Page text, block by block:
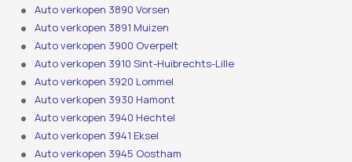
Auto verkopen 3890 Vorsen
Auto verkopen 3891 Muizen
Auto verkopen 3900 Overpelt
Auto verkopen 3910 Sint-Huibrechts-Lille
Auto verkopen 3920 Lommel
Auto verkopen 3930 Hamont
Auto verkopen 3940 Hechtel
Auto verkopen 3941 Eksel
Auto verkopen 3945 Oostham